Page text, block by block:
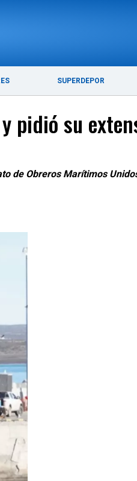
SUPERDEPOR
pidió su
de Obreros Marítimos